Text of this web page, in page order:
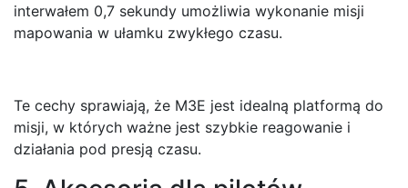
interwałem 0,7 sekundy umożliwia wykonanie misji
mapowania w ułamku zwykłego czasu.
Te cechy sprawiają, że M3E jest idealną platformą do
misji, w których ważne jest szybkie reagowanie i
działania pod presją czasu.